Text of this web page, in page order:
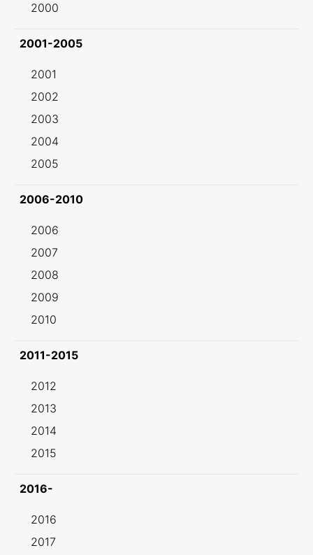
2000
2001-2005
2001
2002
2003
2004
2005
2006-2010
2006
2007
2008
2009
2010
2011-2015
2012
2013
2014
2015
2016-
2016
2017